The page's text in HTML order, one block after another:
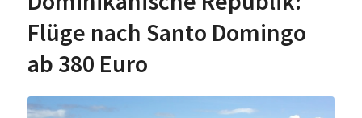
Flüge nach Santo Domingo
ab 380 Euro